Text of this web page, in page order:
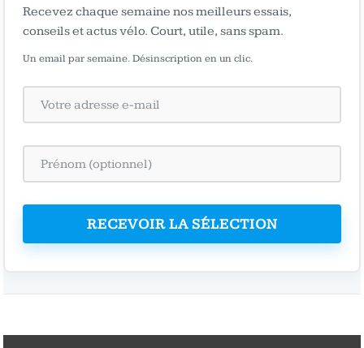
Recevez chaque semaine nos meilleurs essais,
conseils et actus vélo. Court, utile, sans spam.
Un email par semaine. Désinscription en un clic.
RECEVOIR LA SÉLECTION